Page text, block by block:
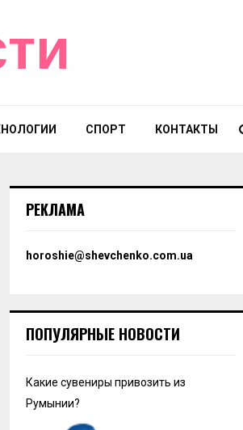
СПОРТ КОНТАКТЫ
РЕКЛАМА
horoshie@shevchenko.com.ua
ПОПУЛЯРНЫЕ НОВОСТИ
Какие сувениры привозить из
Румынии?